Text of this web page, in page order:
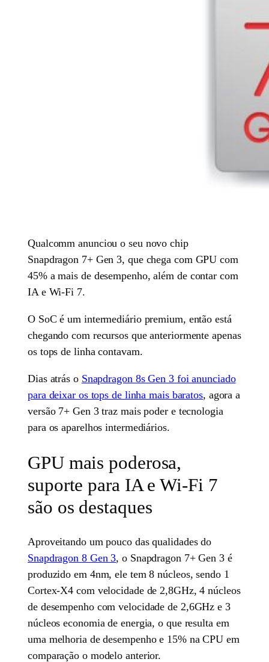
Qualcomm anunciou o seu novo chip
Snapdragon 7+ Gen 3, que chega com GPU com
45% a mais de desempenho, além de contar com
IA e Wi-Fi 7.
O SoC é um intermediário premium, então está
chegando com recursos que anteriormente apenas
os tops de linha contavam.
Dias atrás o Snapdragon 8s Gen 3 foi anunciado
para deixar os tops de linha mais baratos, agora a
versão 7+ Gen 3 traz mais poder e tecnologia
para os aparelhos intermediários.
GPU mais poderosa,
suporte para IA e Wi-Fi 7
são os destaques
Aproveitando um pouco das qualidades do
Snapdragon 8 Gen 3, o Snapdragon 7+ Gen 3 é
produzido em 4nm, ele tem 8 núcleos, sendo 1
Cortex-X4 com velocidade de 2,8GHz, 4 núcleos
de desempenho com velocidade de 2,6GHz e 3
núcleos economia de energia, o que resulta em
uma melhoria de desempenho e 15% na CPU em
comparação o modelo anterior.